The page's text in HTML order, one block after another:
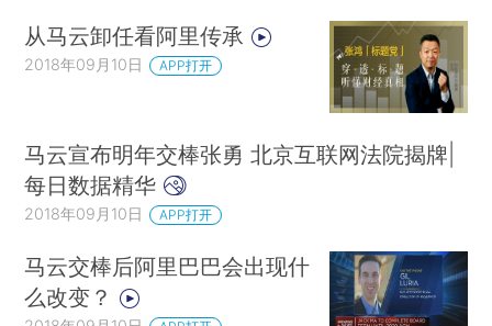
从马云卸任看阿里传承
2018年09月10日 APP打开
马云宣布明年交棒张勇 北京互联网法院揭牌|
每日数据精华
2018年09月10日 APP打开
马云交棒后阿里巴巴会出现什
么改变？